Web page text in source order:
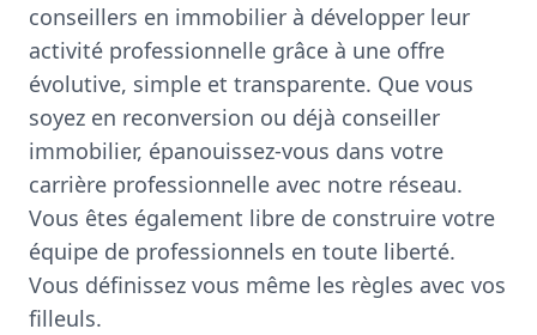
conseillers en immobilier à développer leur
activité professionnelle grâce à une offre
évolutive, simple et transparente. Que vous
soyez en reconversion ou déjà conseiller
immobilier, épanouissez-vous dans votre
carrière professionnelle avec notre réseau.
Vous êtes également libre de construire votre
équipe de professionnels en toute liberté.
Vous définissez vous même les règles avec vos
filleuls.